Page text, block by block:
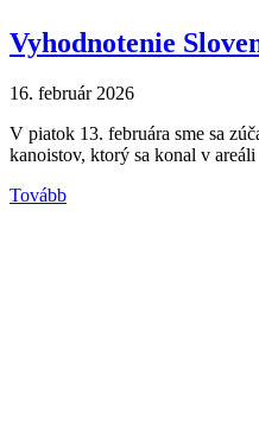
Vyhodnotenie
16. február 2026
V piatok 13. februára sme sa
kanoistov, ktorý sa konal v areáli
Tovább